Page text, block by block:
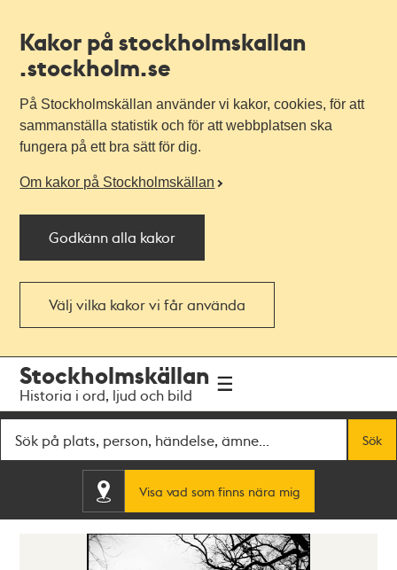
Kakor på stockholmskallan
.stockholm.se
På Stockholmskällan använder vi kakor, cookies, för att
sammanställa statistik och för att webbplatsen ska
fungera på ett bra sätt för dig.
Om kakor på Stockholmskällan
Godkänn alla kakor
Välj vilka kakor vi får använda
navigationen
huvudinnehållet
Stockholmskällan
Historia i ord, ljud och bild
Sök
Visa vad som finns nära mig